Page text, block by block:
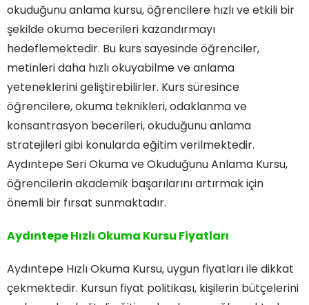
okuduğunu anlama kursu, öğrencilere hızlı ve etkili bir
şekilde okuma becerileri kazandırmayı
hedeflemektedir. Bu kurs sayesinde öğrenciler,
metinleri daha hızlı okuyabilme ve anlama
yeteneklerini geliştirebilirler. Kurs süresince
öğrencilere, okuma teknikleri, odaklanma ve
konsantrasyon becerileri, okuduğunu anlama
stratejileri gibi konularda eğitim verilmektedir.
Aydıntepe Seri Okuma ve Okuduğunu Anlama Kursu,
öğrencilerin akademik başarılarını artırmak için
önemli bir fırsat sunmaktadır.
Aydıntepe Hızlı Okuma Kursu Fiyatları
Aydıntepe Hızlı Okuma Kursu, uygun fiyatları ile dikkat
çekmektedir. Kursun fiyat politikası, kişilerin bütçelerini